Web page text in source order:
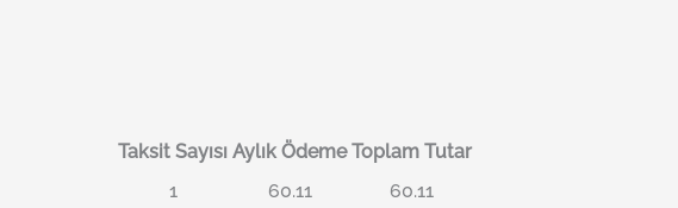
Taksit Sayısı Aylık Ödeme Toplam Tutar
1
60.11 60.11